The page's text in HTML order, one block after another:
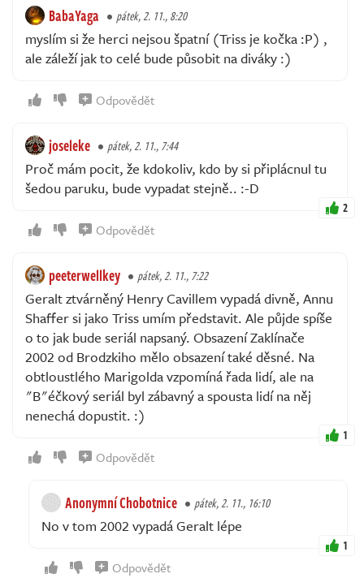
BabaYaga pátek, 2. 11., 8:20
myslím si že herci nejsou špatní (Triss je kočka :P) ,
ale záleží jak to celé bude působit na diváky :)
Odpovědět
joseleke pátek, 2. 11., 7:44
Proč mám pocit, že kdokoliv, kdo by si připlácnul tu
šedou paruku, bude vypadat stejně.. :-D
2
Odpovědět
peeterwellkey pátek, 2. 11., 7:22
Geralt ztvárněný Henry Cavillem vypadá divně, Annu
Shaffer si jako Triss umím představit. Ale půjde spíše
o to jak bude seriál napsaný. Obsazení Zaklínače
2002 od Brodzkiho mělo obsazení také děsné. Na
obtloustlého Marigolda vzpomíná řada lidí, ale na
"B"éčkový seriál byl zábavný a spousta lidí na něj
nenechá dopustit. :)
1
Odpovědět
Anonymní Chobotnice pátek, 2. 11., 16:10
No v tom 2002 vypadá Geralt lépe
1
Odpovědět